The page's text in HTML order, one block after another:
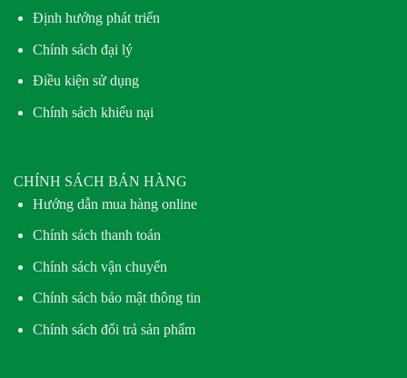
Định hướng phát triển
Chính sách đại lý
Điều kiện sử dụng
Chính sách khiếu nại
CHÍNH SÁCH BÁN HÀNG
Hướng dẫn mua hàng online
Chính sách thanh toán
Chính sách vận chuyển
Chính sách bảo mật thông tin
Chính sách đổi trả sản phẩm